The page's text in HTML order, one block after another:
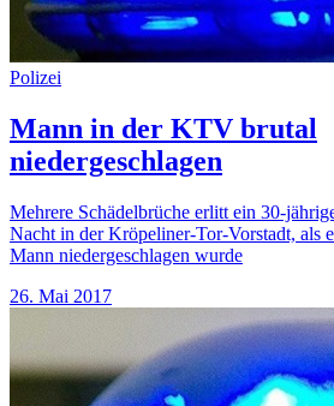
Polizei
Mann in der KTV brutal
niedergeschlagen
Mehrere Schädelbrüche erlitt ein 30-
Nacht in der Kröpeliner-Tor-Vorstadt, als
Mann niedergeschlagen wurde
26. Mai 2017